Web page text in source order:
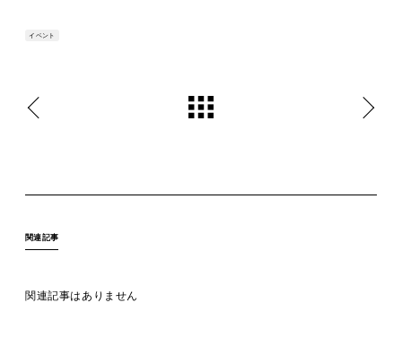
イベント
関連記事
関連記事はありません